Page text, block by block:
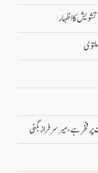
کا اظہار